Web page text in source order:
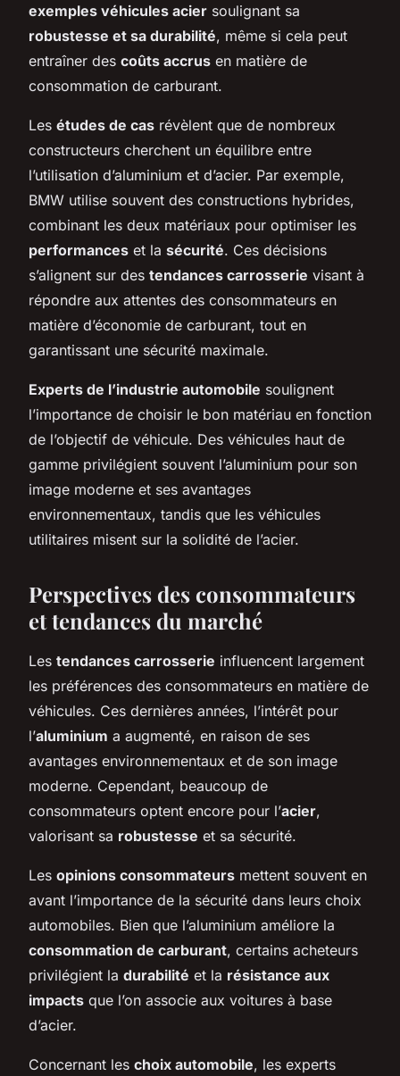
exemples véhicules acier soulignant sa
robustesse et sa durabilité, même si cela peut
entraîner des coûts accrus en matière de
consommation de carburant.
Les études de cas révèlent que de nombreux
constructeurs cherchent un équilibre entre
l’utilisation d’aluminium et d’acier. Par exemple,
BMW utilise souvent des constructions hybrides,
combinant les deux matériaux pour optimiser les
performances et la sécurité. Ces décisions
s’alignent sur des tendances carrosserie visant à
répondre aux attentes des consommateurs en
matière d’économie de carburant, tout en
garantissant une sécurité maximale.
Experts de l’industrie automobile soulignent
l’importance de choisir le bon matériau en fonction
de l’objectif de véhicule. Des véhicules haut de
gamme privilégient souvent l’aluminium pour son
image moderne et ses avantages
environnementaux, tandis que les véhicules
utilitaires misent sur la solidité de l’acier.
Perspectives des consommateurs
et tendances du marché
Les tendances carrosserie influencent largement
les préférences des consommateurs en matière de
véhicules. Ces dernières années, l’intérêt pour
l’aluminium a augmenté, en raison de ses
avantages environnementaux et de son image
moderne. Cependant, beaucoup de
consommateurs optent encore pour l’acier,
valorisant sa robustesse et sa sécurité.
Les opinions consommateurs mettent souvent en
avant l’importance de la sécurité dans leurs choix
automobiles. Bien que l’aluminium améliore la
consommation de carburant, certains acheteurs
privilégient la durabilité et la résistance aux
impacts que l’on associe aux voitures à base
d’acier.
Concernant les choix automobile, les experts